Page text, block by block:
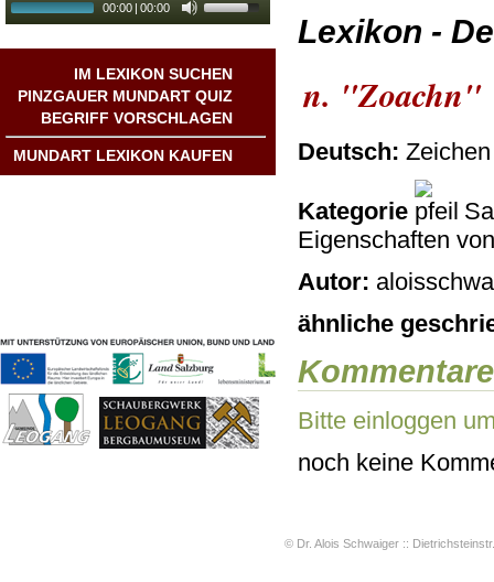
00:00 | 00:00
IM LEXIKON SUCHEN
PINZGAUER MUNDART QUIZ
BEGRIFF VORSCHLAGEN
MUNDART LEXIKON KAUFEN
Lexikon -
n. "Zoachn"
Deutsch: Zeichen
Kategorie
Eigenschaften
Autor:
ähnliche
Kommentare
Bitte einloggen
noch keine
© Dr. Alois Schwaiger ::